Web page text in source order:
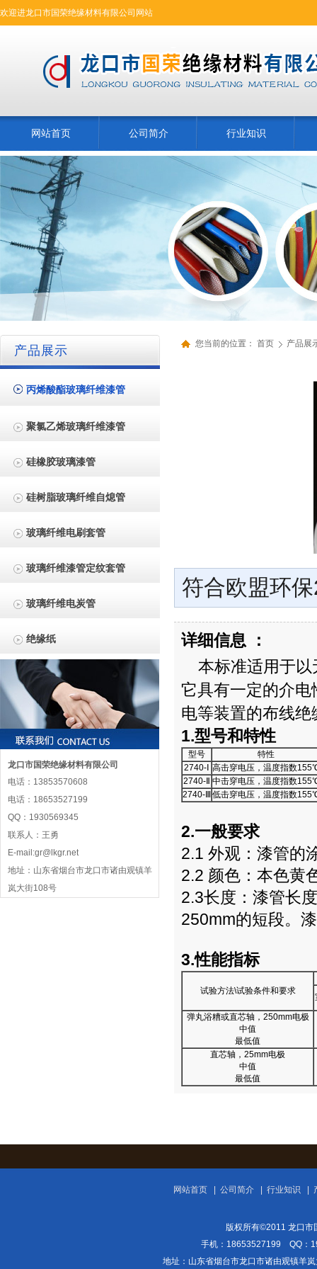
欢迎进龙口市国荣绝缘材料有限公司网站
网站首页 公司简介 行业知识
产品展示
丙烯酸酯玻璃纤维漆管
聚氯乙烯玻璃纤维漆管
硅橡胶玻璃漆管
硅树脂玻璃纤维自熄管
玻璃纤维电刷套管
玻璃纤维漆管定纹套管
玻璃纤维电炭管
绝缘纸
龙口市国荣绝缘材料有限公司
电话：13853570608
电话：18653527199
QQ：1930569345
联系人：王勇
E-mail:gr@lkgr.net
地址：山东省烟台市龙口市诸由观镇羊
岚大街108号
您当前的位置： 首页 产品展
符合欧盟环
详细信息 ：
本标准适用于
它具有一定的介
电等装置的布线
1.型号和特性
型号
特性
2740-Ⅰ 高击穿电压，温度指数
2740-Ⅱ
中击穿电压，温度指数
2740-Ⅲ
低击穿电压，温度指数
2.一般要求
2.1 外观：漆管的
2.2 颜色：本色黄
2.3长度：漆管长
250mm的短段。
3.性能指标
试验方法\试验条件和要求
弹丸浴糟或直芯轴，250mm电极
中值
最低值
直芯轴，25mm电极
中值
最低值
网站首页| 公司简介| 行业知识
版权所有©2011 龙口
手机：18653527199 QQ：
地址：山东省烟台市龙口市诸由观镇